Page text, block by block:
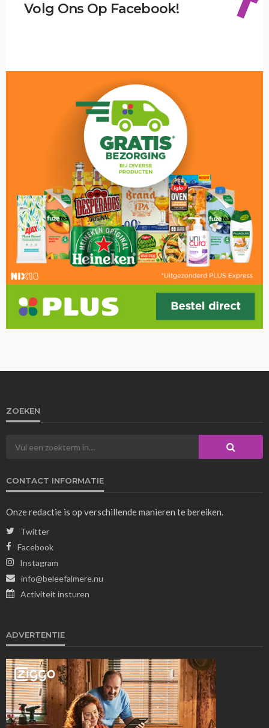
Volg Ons Op Facebook!
ZOEKEN
CONTACT INFORMATIE
Onze redactie is op verschillende manieren te bereiken.
Twitter
Facebook
Instagram
info@beleefalmere.nu
Activiteit insturen
ADVERTENTIE